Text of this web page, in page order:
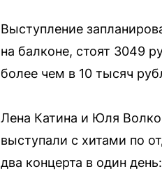
Выступление
на балконе, стоят 3049
более чем в 10 тысяч
Лена Катина и Юля
выступали с хитами по
два концерта в один